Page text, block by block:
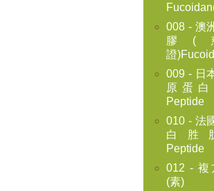
008 - 澳
膠(
證
009 - 日
原蛋白
Peptide
010 - 法
白胜
Peptide
012 -
(素)